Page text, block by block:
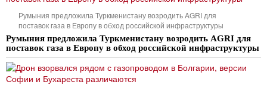
Румыния предложила Туркменистану возродить AGRI для
поставок газа в Европу в обход российской инфраструктуры
Румыния предложила Туркменистану возродить AGRI для
поставок газа в Европу в обход российской инфраструктуры